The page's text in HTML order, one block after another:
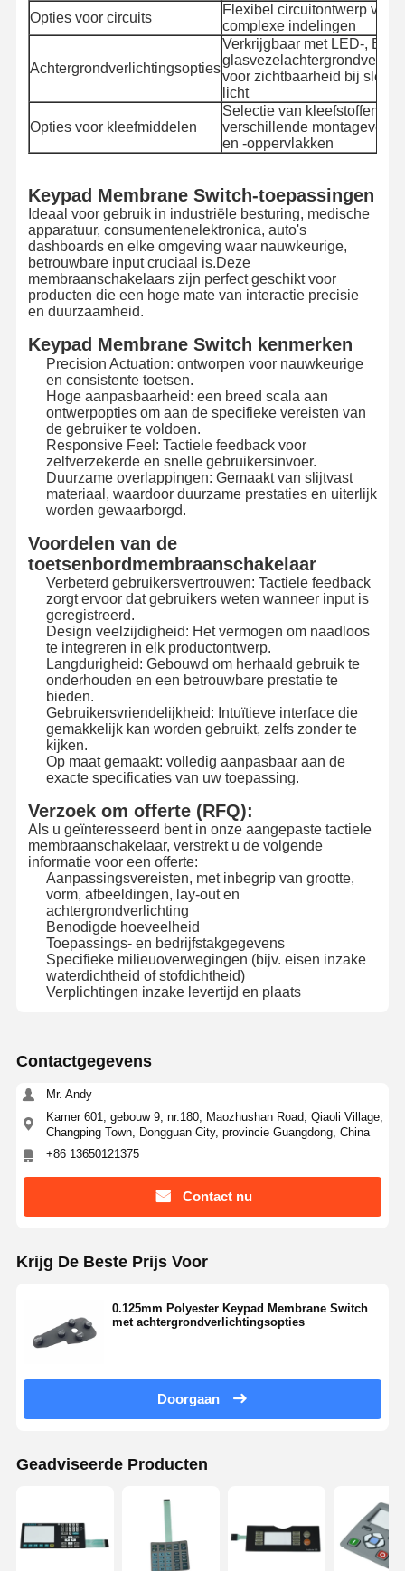
Thuis Producten Video's Over Ons
FabriekstochtKwaliteitscont
Role
Neem
Contact Met
Ons Op
Nieuws
Vraag Een
Offerte
De Schakelaar van het douanemembraan
Industriële Membraanschakelaar
Flexibele membraanschakelaar
PCB-Membraanschakelaar
FPC-membraanschakelaar
De Schakelaar van het toetsenbordmembraan
Membraancomité Schakelaar
Grafische overlappingen
PET circuits
Lichtgidsfilm
PMMA-lenzen
Opties voor circuits
Flexibel circuitontwerp voor
complexe indelingen
Achtergrondverlichtingsopties
Verkrijgbaar met LED-, EL-
voor zichtbaarheid bij slecht
licht
Opties voor kleefmiddelen
Selectie van kleefstoffen
verschillende
en -oppervlakken
Keypad Membrane Switch-toepassingen
Ideaal voor gebruik in industriële besturing, medische
apparatuur, consumentenelektronica, auto's
dashboards en elke omgeving waar nauwkeurige,
betrouwbare input cruciaal is.Deze
membraanschakelaars zijn perfect geschikt voor
producten die een hoge mate van interactie precisie
en duurzaamheid.
Keypad Membrane Switch kenmerken
Precision Actuation: ontworpen voor nauwkeurige
en consistente toetsen.
Hoge aanpasbaarheid: een breed scala aan
ontwerpopties om aan de specifieke vereisten van
de gebruiker te voldoen.
Responsive Feel: Tactiele feedback voor
zelfverzekerde en snelle gebruikersinvoer.
Duurzame overlappingen: Gemaakt van slijtvast
materiaal, waardoor duurzame prestaties en uiterlijk
worden gewaarborgd.
Voordelen van de
toetsenbordmembraanschakelaar
Verbeterd gebruikersvertrouwen: Tactiele feedback
zorgt ervoor dat gebruikers weten wanneer input is
geregistreerd.
Design veelzijdigheid: Het vermogen om naadloos
te integreren in elk productontwerp.
Langdurigheid: Gebouwd om herhaald gebruik te
onderhouden en een betrouwbare prestatie te
bieden.
Gebruikersvriendelijkheid: Intuïtieve interface die
gemakkelijk kan worden gebruikt, zelfs zonder te
kijken.
Op maat gemaakt: volledig aanpasbaar aan de
exacte specificaties van uw toepassing.
Verzoek om offerte (RFQ):
Als u geïnteresseerd bent in onze aangepaste tactiele
membraanschakelaar, verstrekt u de volgende
informatie voor een offerte:
Aanpassingsvereisten, met inbegrip van grootte,
vorm, afbeeldingen, lay-out en
achtergrondverlichting
Benodigde hoeveelheid
Toepassings- en bedrijfstakgegevens
Specifieke milieuoverwegingen (bijv. eisen inzake
waterdichtheid of stofdichtheid)
Verplichtingen inzake levertijd en plaats
Contactgegevens
Mr. Andy
Kamer 601, gebouw 9, nr.180, Maozhushan Road, Qiaoli Village,
Changping Town, Dongguan City, provincie Guangdong, China
+86 13650121375
Contact nu
Krijg De Beste Prijs Voor
0.125mm Polyester Keypad Membrane Switch
met achtergrondverlichtingsopties
Doorgaan
Geadviseerde Producten